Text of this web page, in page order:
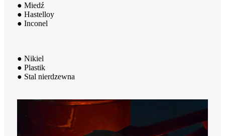
● Miedź
● Hastelloy
● Inconel
● Nikiel
● Plastik
● Stal nierdzewna